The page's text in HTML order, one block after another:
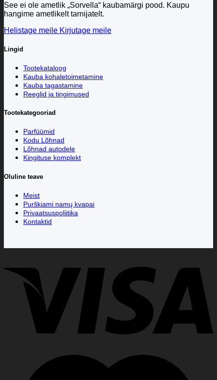
See ei ole ametlik „Sorvella“ kaubamärgi pood. Kaupu
hangime ametlikelt tarnijatelt.
Helistage meile Kirjutage meile
Lingid
Tootekataloog
Kauba kohaletoimetamine
Kauba tagastamine
Reeglid ja tingimused
Tootekategooriad
Parfüümid
Kodu Lõhnad
Lõhnad autodele
Kingituse komplekt
Oluline teave
Meist
Purškiami namų kvapai
Privaatsuspoliitika
Kontaktid